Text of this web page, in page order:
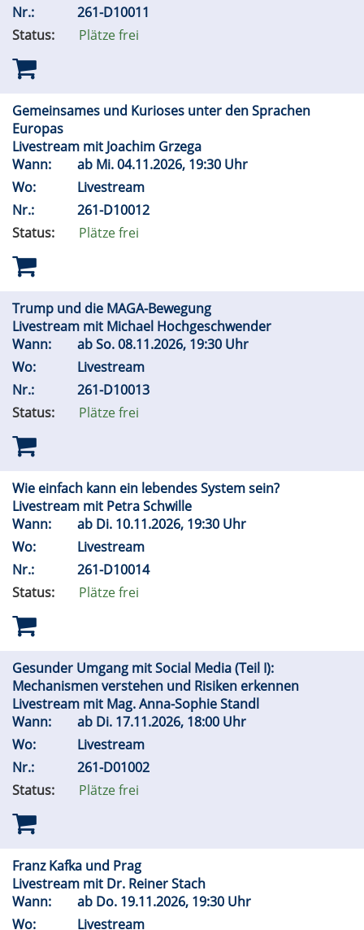
Nr.:
261-D10011
Status:
Plätze frei
Gemeinsames und Kurioses unter den Sprachen
Europas
Livestream mit Joachim Grzega
Wann:
ab Mi.04.11.2026, 19:30 Uhr
Wo:
Livestream
Nr.:
261-D10012
Status:
Plätze frei
Trump und die MAGA-Bewegung
Livestream mit Michael Hochgeschwender
Wann:
abSo.08.11.2026, 19:30 Uhr
Wo:
Livestream
Nr.:
261-D10013
Status:
Plätze frei
Wie einfach kann ein lebendes System sein?
Livestream mit Petra Schwille
Wann:
ab Di. 10.11.2026, 19:30 Uhr
Wo:
Livestream
Nr.:
261-D10014
Status:
Plätze frei
Gesunder Umgang mit Social Media (Teil I):
Mechanismen verstehen und Risiken erkennen
Livestream mit Mag. Anna-Sophie Standl
Wann:
ab Di. 17.11.2026, 18:00 Uhr
Wo:
Livestream
Nr.:
261-D01002
Status:
Plätze frei
Franz Kafka und Prag
Livestream mit Dr. Reiner Stach
Wann:
ab Do. 19.11.2026, 19:30 Uhr
Wo:
Livestream